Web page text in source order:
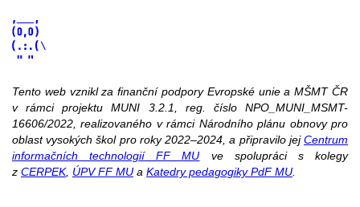
Tento web vznikl za finanční podpory Evropské unie a MŠMT ČR
v rámci projektu MUNI 3.2.1, reg. číslo NPO_MUNI_MSMT-
16606/2022, realizovaného v rámci Národního plánu obnovy pro
oblast vysokých škol pro roky 2022–2024, a připravilo jejCentrum
informačních technologií FF MU ve spolupráci s kolegy
z CERPEK, ÚPV FF MU a Katedry pedagogiky PdF MU.